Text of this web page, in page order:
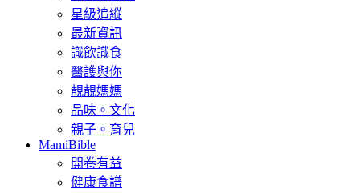
星級追縱
最新資訊
識飲識食
醫護與你
靚靚媽媽
品味。文化
親子。育兒
MamiBible
開卷有益
健康食譜